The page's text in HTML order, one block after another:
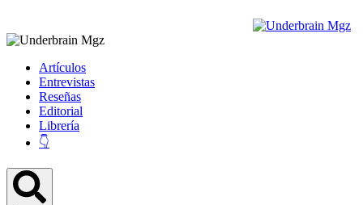
Artículos
Entrevistas
Reseñas
Editorial
Librería
👇